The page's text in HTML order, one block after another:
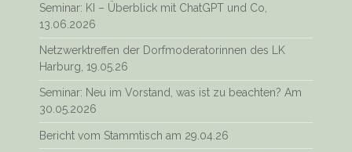
Seminar: KI – Überblick mit ChatGPT und Co,
13.06.2026
Netzwerktreffen der Dorfmoderatorinnen des LK
Harburg, 19.05.26
Seminar: Neu im Vorstand, was ist zu beachten? Am
30.05.2026
Bericht vom Stammtisch am 29.04.26